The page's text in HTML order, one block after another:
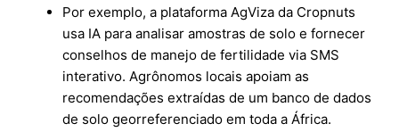
Por exemplo, a plataforma AgViza da Cropnuts
usa IA para analisar amostras de solo e fornecer
conselhos de manejo de fertilidade via SMS
interativo. Agrônomos locais apoiam as
recomendações extraídas de um banco de dados
de solo georreferenciado em toda a África.